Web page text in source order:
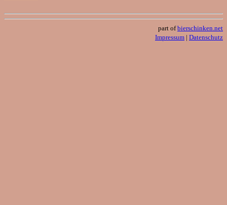
part ofbierschinken.net
Impressum | Datenschutz